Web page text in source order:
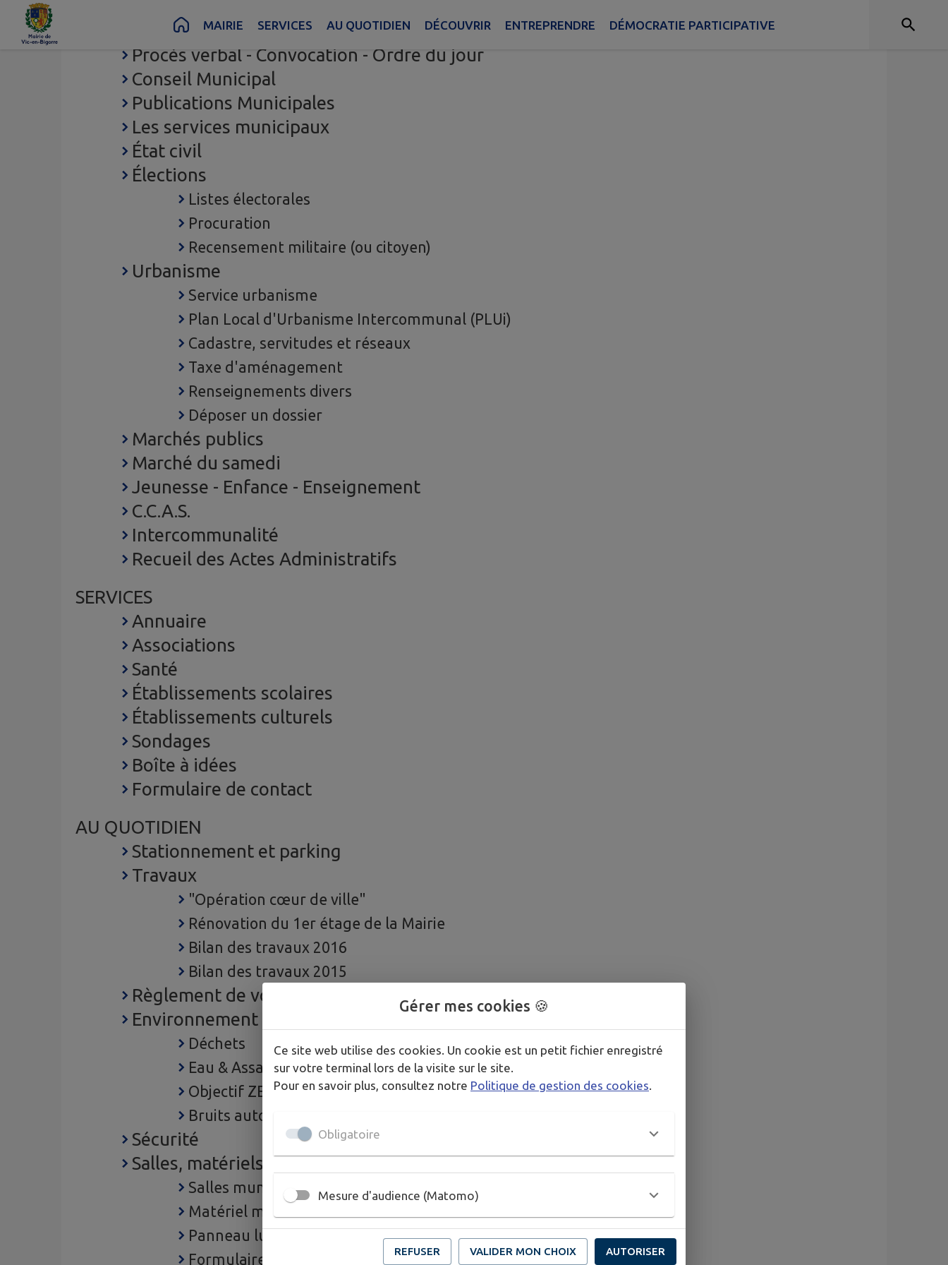
Contenu Recherche Pied de page
MAIRIE SERVICES AU QUOTIDIEN DÉCOUVRIR ENTREPRENDRE DÉMOCRATIE PARTICIPATIVE
Procès verbal - Convocation - Ordre du jour
Conseil Municipal
Publications Municipales
Les services municipaux
État civil
Élections
Listes électorales
Procuration
Recensement militaire (ou citoyen)
Urbanisme
Service urbanisme
Plan Local d'Urbanisme Intercommunal (PLUi)
Cadastre, servitudes et réseaux
Taxe d'aménagement
Renseignements divers
Déposer un dossier
Marchés publics
Marché du samedi
Jeunesse - Enfance - Enseignement
C.C.A.S.
Intercommunalité
Recueil des Actes Administratifs
SERVICES
Annuaire
Associations
Santé
Établissements scolaires
Établissements culturels
Sondages
Boîte à idées
Formulaire de contact
AU QUOTIDIEN
Stationnement et parking
Travaux
"Opération cœur de ville"
Rénovation du 1er étage de la Mairie
Bilan des travaux 2016
Bilan des travaux 2015
Règlement de voirie
Environnement et développement durable
Déchets
Eau & Assainissement
Objectif ZERO PHYTO
Bruits autorisés - Bruits interdits
Sécurité
Salles, matériels et panneau
Salles municipales
Matériel municipal
Panneau lumineux
Formulaire débit de boissons
Gérer mes cookies 🍪
Ce site web utilise des cookies. Un cookie est un petit fichier enregistré
sur votre terminal lors de la visite sur le site.
Pour en savoir plus, consultez notre Politique de gestion des cookies.
Obligatoire
Mesure d'audience (Matomo)
REFUSER VALIDER MON CHOIX AUTORISER